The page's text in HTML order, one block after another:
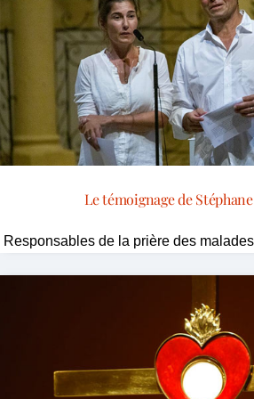
Le témoignage de
Responsables de la prière des